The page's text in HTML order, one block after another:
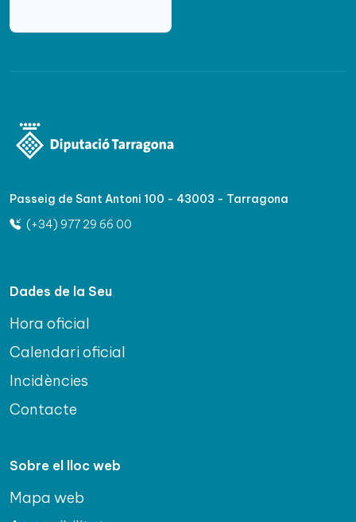
Passeig de Sant Antoni 100 - 43003 - Tarragona
(+34) 977 29 66 00
Dades de la Seu
Hora oficial
Calendari oficial
Incidències
Contacte
Sobre el lloc web
Mapa web